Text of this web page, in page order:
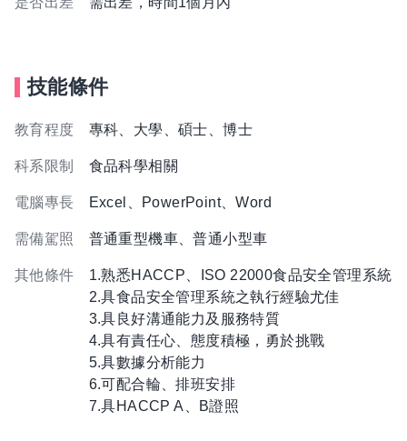
技能條件
教育程度 專科、大學、碩士、博士
科系限制 食品科學相關
電腦專長 Excel、PowerPoint、Word
需備駕照 普通重型機車、普通小型車
其他條件
1.熟悉HACCP、ISO 22000食品安全管理系統
2.具食品安全管理系統之執行經驗尤佳
3.具良好溝通能力及服務特質
4.具有責任心、態度積極，勇於挑戰
5.具數據分析能力
6.可配合輪、排班安排
7.具HACCP A、B證照